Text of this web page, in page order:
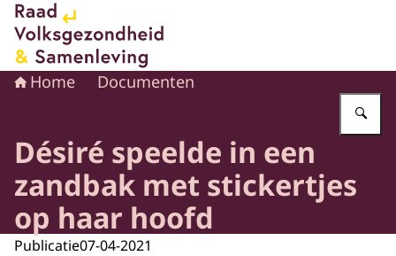
Naar de homepage van Raad voor Volksgezondheid en
Home Documenten
Désiré speelde in een
zandbak met stickertjes
op haar hoofd
Publicatie07-04-2021